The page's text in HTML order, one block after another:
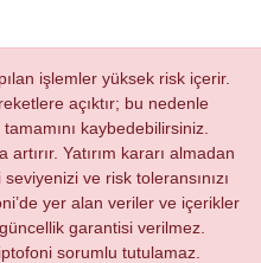
işlemler yüksek risk içerir.
açıktır; bu nedenle
tamamını kaybedebilirsiniz.
Yatırım kararı almadan
ve risk toleransınızı
yer alan veriler ve içerikler
garantisi verilmez.
sorumlu tutulamaz.